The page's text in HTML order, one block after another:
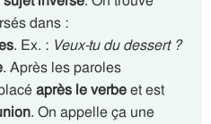
dans :
. Ex. : Veux-tu du dessert ?
. Après les paroles
après le verbeet est
. On appelle ça une